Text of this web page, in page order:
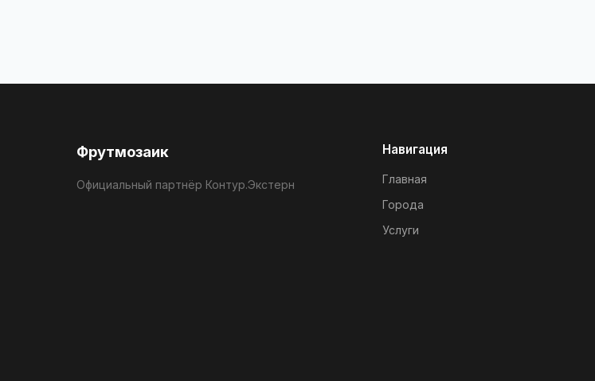
Фрутмозаик
Официальный партнёр Контур.Экстерн
Навигация
Главная
Города
Услуги